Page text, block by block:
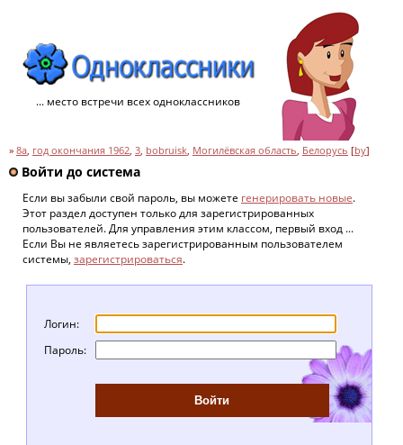
... место встречи всех одноклассников
» 8a, год окончания 1962, 3, bobruisk, Могилёвская область, Белорусь [by]
Войти до система
Если вы забыли свой пароль, вы можете генерировать новые.
Этот раздел доступен только для зарегистрированных
пользователей. Для управления этим классом, первый вход ...
Если Вы не являетесь зарегистрированным пользователем
системы, зарегистрироваться.
Логин:
Пароль: